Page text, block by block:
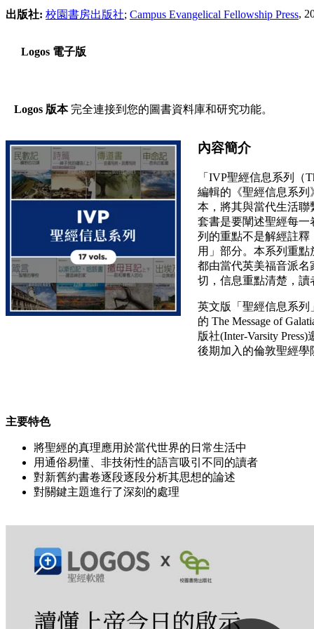
出版社: 校園書房出版社; Campus Evangelical Fellowship Press,
Logos 電子版
Logos 版本完全連接到您的圖書資料庫和研究功能。
內容簡介
「IVP聖經信息系列（
編輯的《聖經信息系列
本，將其與當代生活
套書是要闡述聖經每
列的重點不是解經註
用」部分。本系列重
都由當代英美福音派
切，信息重點清楚，
英文版「聖經信息系列
的 The Message of
版社(Inter-Varsity
後期加入的倫敦聖經學
主要特色
將聖經的真理應用於當代世界的日常生活中
用通俗易懂、非技術性的語言吸引不同的讀者
對新舊約書卷逐段逐段分析其思想的論述
對關鍵主題進行了深刻的處理